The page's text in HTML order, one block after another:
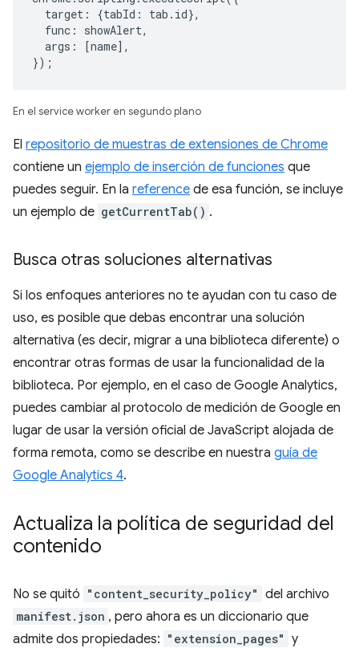
target : {tabId : tab . id},
func : showAlert,
args : [name],
});
En el service worker en segundo plano
El repositorio de muestras de extensiones de Chrome
contiene un ejemplo de inserción de funciones que
puedes seguir. En la reference de esa función, se incluye
un ejemplo de getCurrentTab() .
Busca otras soluciones alternativas
Si los enfoques anteriores no te ayudan con tu caso de
uso, es posible que debas encontrar una solución
alternativa (es decir, migrar a una biblioteca diferente) o
encontrar otras formas de usar la funcionalidad de la
biblioteca. Por ejemplo, en el caso de Google Analytics,
puedes cambiar al protocolo de medición de Google en
lugar de usar la versión oficial de JavaScript alojada de
forma remota, como se describe en nuestra guía de
Google Analytics 4.
Actualiza la política de seguridad del
contenido
No se quitó "content_security_policy" del archivo
manifest.json , pero ahora es un diccionario que
admite dos propiedades: "extension_pages" y